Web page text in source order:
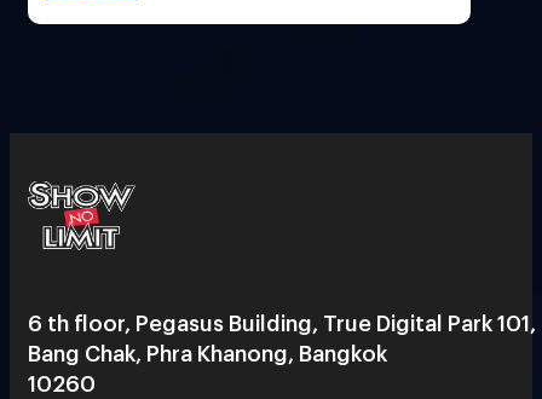
6 th floor, Pegasus Building, True Digital Park 101,
Bang Chak, Phra Khanong, Bangkok
10260